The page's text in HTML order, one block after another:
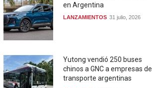
en Argentina
LANZAMIENTOS 31 julio, 2026
Yutong vendió 250 buses
chinos a GNC a empresas de
transporte argentinas